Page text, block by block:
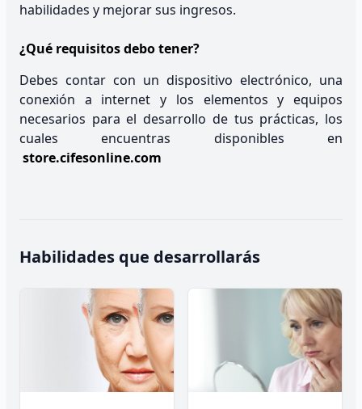
habilidades y mejorar sus ingresos.
¿Qué requisitos debo tener?
Debes contar con un dispositivo electrónico, una
conexión a internet y los elementos y equipos
necesarios para el desarrollo de tus prácticas, los
cuales encuentras disponibles en
store.cifesonline.com
Habilidades que desarrollarás